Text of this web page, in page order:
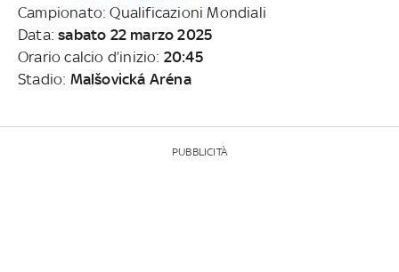
Campionato: Qualificazioni Mondiali
Data:sabato 22 marzo 2025
Orario calcio d’inizio: 20:45
Stadio: Malšovická Aréna
PUBBLICITÀ